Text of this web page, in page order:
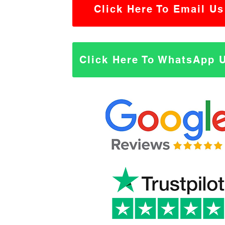
Click Here To Email Us
Click Here To WhatsApp